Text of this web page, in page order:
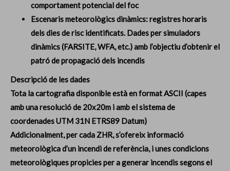
comportament potencial del foc
Escenaris meteorològics dinàmics: registres horaris
dels dies de risc identificats. Dades per simuladors
dinàmics (FARSITE, WFA, etc.) amb l’objectiu d’obtenir el
patró de propagació dels incendis
Descripció de les dades
Tota la cartografia disponible està en format ASCII (capes
amb una resolució de 20x20m i amb el sistema de
coordenades UTM 31N ETRS89 Datum)
Addicionalment, per cada ZHR, s’ofereix informació
meteorològica d’un incendi de referència, i unes condicions
meteorològiques propicies per a generar incendis segons el